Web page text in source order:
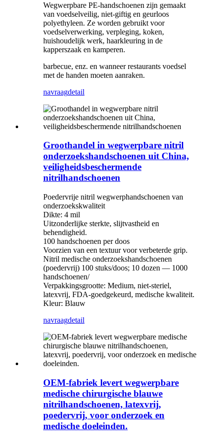
Wegwerpbare PE-handschoenen zijn gemaakt
van voedselveilig, niet-giftig en geurloos
polyethyleen. Ze worden gebruikt voor
voedselverwerking, verpleging, koken,
huishoudelijk werk, haarkleuring in de
kapperszaak en kamperen.
barbecue, enz. en wanneer restaurants voedsel
met de handen moeten aanraken.
navraagdetail
Groothandel in wegwerpbare nitril
onderzoekshandschoenen uit China,
veiligheidsbeschermende
nitrilhandschoenen
Poedervrije nitril wegwerphandschoenen van
onderzoekskwaliteit
Dikte: 4 mil
Uitzonderlijke sterkte, slijtvastheid en
behendigheid.
100 handschoenen per doos
Voorzien van een textuur voor verbeterde grip.
Nitril medische onderzoekshandschoenen
(poedervrij) 100 stuks/doos; 10 dozen — 1000
handschoenen/
Verpakkingsgrootte: Medium, niet-steriel,
latexvrij, FDA-goedgekeurd, medische kwaliteit.
Kleur: Blauw
navraagdetail
OEM-fabriek levert wegwerpbare
medische chirurgische blauwe
nitrilhandschoenen, latexvrij,
poedervrij, voor onderzoek en
medische doeleinden.